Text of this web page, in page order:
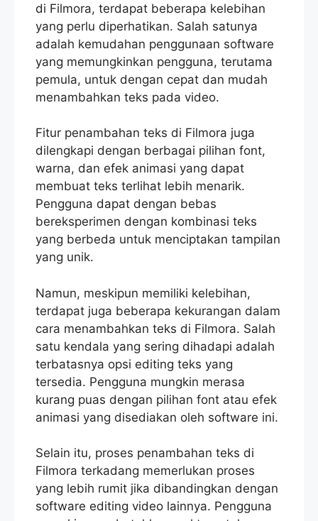
di Filmora, terdapat beberapa kelebihan
yang perlu diperhatikan. Salah satunya
adalah kemudahan penggunaan software
yang memungkinkan pengguna, terutama
pemula, untuk dengan cepat dan mudah
menambahkan teks pada video.
Fitur penambahan teks di Filmora juga
dilengkapi dengan berbagai pilihan font,
warna, dan efek animasi yang dapat
membuat teks terlihat lebih menarik.
Pengguna dapat dengan bebas
bereksperimen dengan kombinasi teks
yang berbeda untuk menciptakan tampilan
yang unik.
Namun, meskipun memiliki kelebihan,
terdapat juga beberapa kekurangan dalam
cara menambahkan teks di Filmora. Salah
satu kendala yang sering dihadapi adalah
terbatasnya opsi editing teks yang
tersedia. Pengguna mungkin merasa
kurang puas dengan pilihan font atau efek
animasi yang disediakan oleh software ini.
Selain itu, proses penambahan teks di
Filmora terkadang memerlukan proses
yang lebih rumit jika dibandingkan dengan
software editing video lainnya. Pengguna